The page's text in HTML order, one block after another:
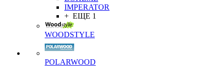
IMPERATOR
+ ЕЩЕ 1
WOODSTYLE
POLARWOOD